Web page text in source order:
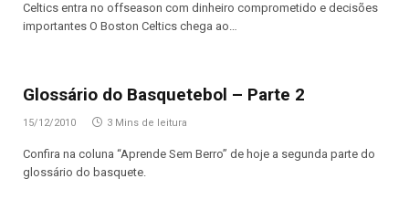
Celtics entra no offseason com dinheiro comprometido e decisões
importantes O Boston Celtics chega ao…
Glossário do Basquetebol – Parte 2
15/12/2010 3 Mins de leitura
Confira na coluna “Aprende Sem Berro” de hoje a segunda parte do
glossário do basquete.